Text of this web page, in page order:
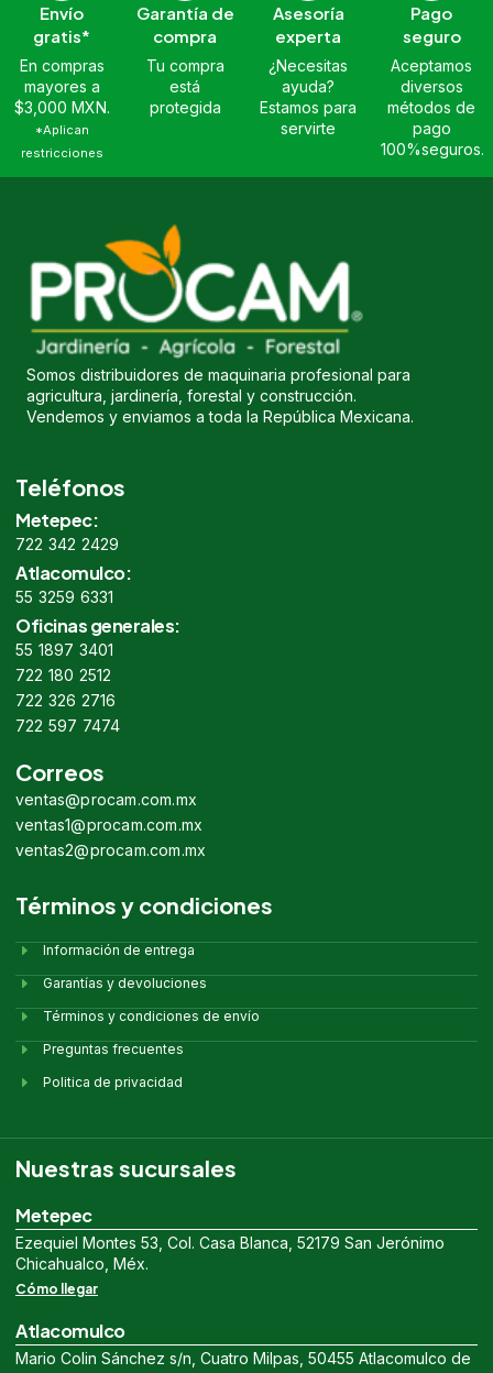
Envío
gratis*
En compras
mayores a
$3,000 MXN.
*Aplican
restricciones
Garantía de
compra
Tu compra
está
protegida
Asesoría
experta
¿Necesitas
ayuda?
Estamos para
servirte
Pago
seguro
Aceptamos
diversos
métodos de
pago
100%seguros.
Somos distribuidores de maquinaria profesional para
agricultura, jardinería, forestal y construcción.
Vendemos y enviamos a toda la República Mexicana.
Teléfonos
Metepec:
722 342 2429
Atlacomulco:
55 3259 6331
Oficinas generales:
55 1897 3401
722 180 2512
722 326 2716
722 597 7474
Correos
ventas@procam.com.mx
ventas1@procam.com.mx
ventas2@procam.com.mx
Términos y condiciones
Información de entrega
Garantías y devoluciones
Términos y condiciones de envío
Preguntas frecuentes
Politica de privacidad
Nuestras sucursales
Metepec
Ezequiel Montes 53, Col. Casa Blanca, 52179 San Jerónimo
Chicahualco, Méx.
Cómo llegar
Atlacomulco
Mario Colin Sánchez s/n, Cuatro Milpas, 50455 Atlacomulco de